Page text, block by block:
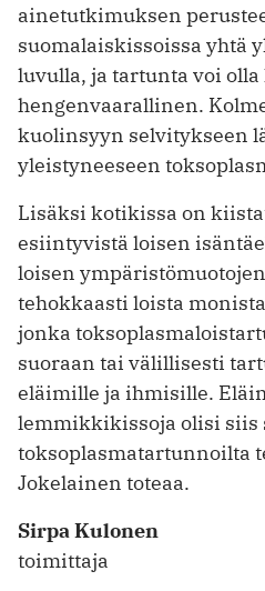
ainetutkimuksen
suomalaiskissoissa yhtä
luvulla, ja tartunta voi
hengenvaarallinen.
kuolinsyyn selvitykseen
yleistyneeseen
Lisäksi kotikissa on
esiintyvistä loisen
loisen
tehokkaasti loista
jonka
suoraan tai välillisesti
eläimille ja ihmisille.
lemmikkikissoja olisi siis
toksoplasmatartunnoilta
Jokelainen toteaa.
Sirpa Kulonen
toimittaja